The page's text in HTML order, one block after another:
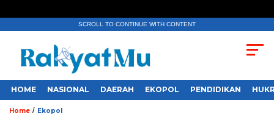
SCROLL TO CONTINUE WITH CONTENT
HOME NASIONAL DAERAH EKOPOL PENDIDIKAN
Home / Ekopol